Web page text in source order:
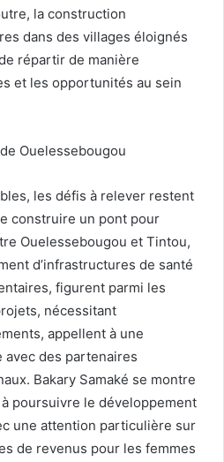
la construction
dans des villages éloignés
répartir de manière
et les opportunités au sein
Ouelessebougou
les défis à relever restent
construire un pont pour
Ouelessebougou et Tintou,
d’infrastructures de santé
figurent parmi les
nécessitant
appellent à une
des partenaires
Bakary Samaké se montre
poursuivre le développement
une attention particulière sur
de revenus pour les femmes